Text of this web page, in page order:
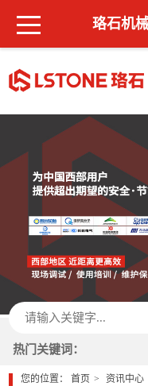
珞石机
热门关键词：
您的位置：首页 资讯中心